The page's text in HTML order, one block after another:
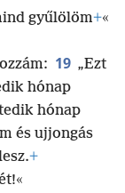
gyűlölöm+«
19 „Ezt
hónap
hónap
és ujjongás
+